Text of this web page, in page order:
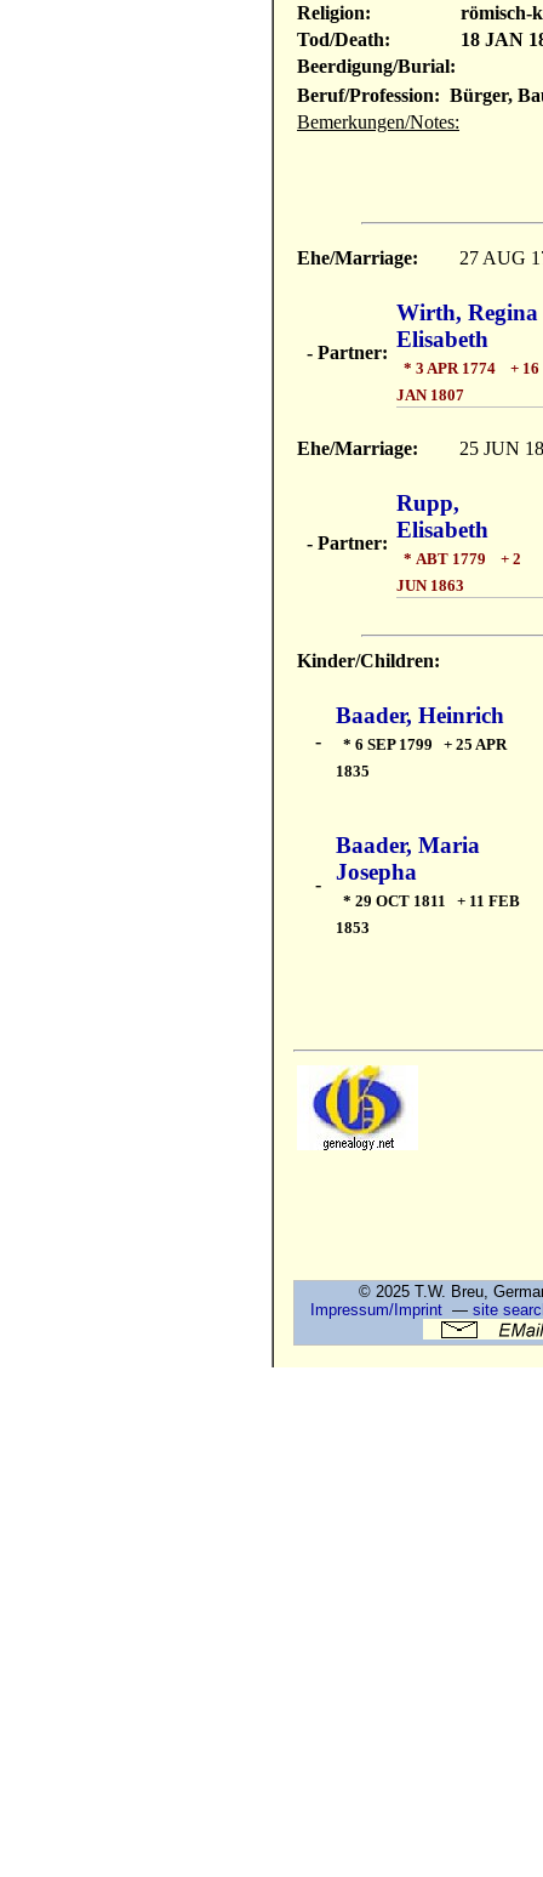
Religion:
römisch-
Tod/Death:
18 JAN
Beerdigung/Burial:
Beruf/Profession: Bürger,
Bemerkungen/Notes:
Ehe/Marriage: 27 AUG
- Partner:
Wirth, Regina
Elisabeth
* 3 APR 1774 + 16
JAN 1807
Ehe/Marriage: 25 JUN
- Partner:
Rupp,
Elisabeth
* ABT 1779 + 2
JUN 1863
Kinder/Children:
-
Baader, Heinrich
* 6 SEP 1799 + 25 APR
1835
-
Baader, Maria
Josepha
* 29 OCT 1811 + 11 FEB
1853
© 2025 T.W. Breu,
Impressum/Imprint —site